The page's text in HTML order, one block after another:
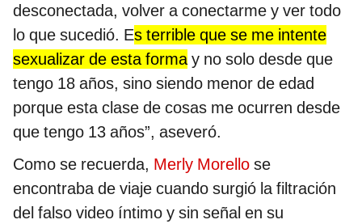
desconectada, volver a conectarme y ver todo
lo que sucedió. Es terrible que se me intente
sexualizar de esta formay no solo desde que
tengo 18 años, sino siendo menor de edad
porque esta clase de cosas me ocurren desde
que tengo 13 años”, aseveró.
Como se recuerda, Merly Morello se
encontraba de viaje cuando surgió la filtración
del falso video íntimo y sin señal en su